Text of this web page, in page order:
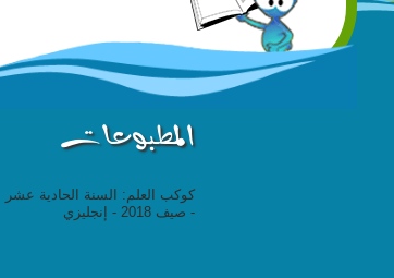
المطبوعات
كوكب العلم: السنة الحادية عشر
- صيف 2018 - إنجليزي